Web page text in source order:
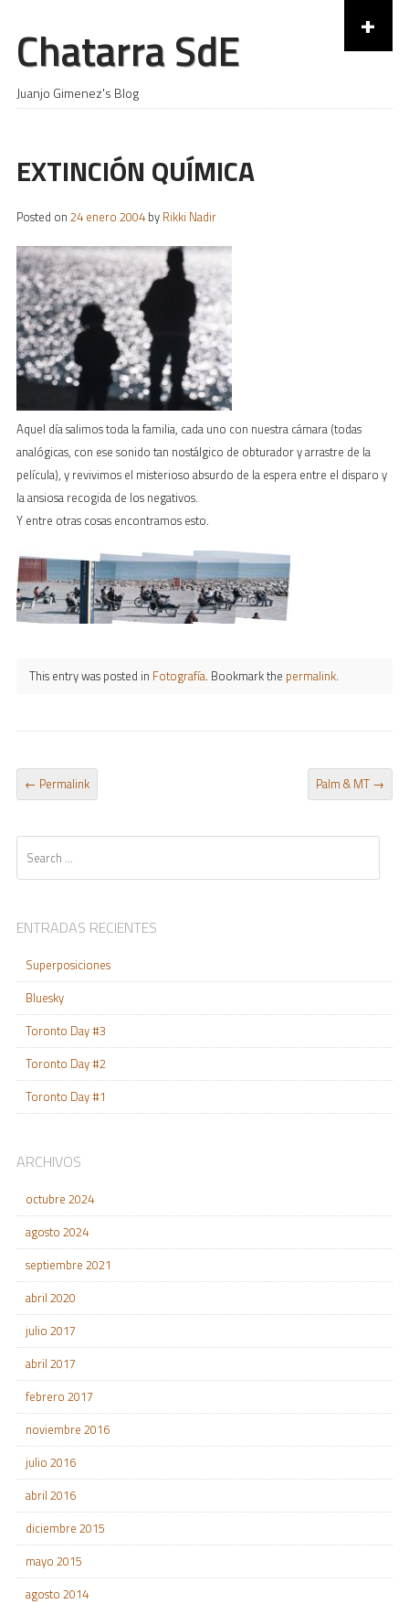
Chatarra SdE
Juanjo Gimenez's Blog
+
Skip to content
EXTINCIÓN QUÍMICA
Posted on 24 enero 2004by Rikki Nadir
Aquel día salimos toda la familia, cada uno con nuestra cámara (todas
analógicas, con ese sonido tan nostálgico de obturador y arrastre de la
película), y revivimos el misterioso absurdo de la espera entre el disparo y
la ansiosa recogida de los negativos.
Y entre otras cosas encontramos esto.
This entry was posted in Fotografía. Bookmark the permalink.
POST NAVIGATION
← Permalink Palm & MT →
ENTRADAS RECIENTES
Superposiciones
Bluesky
Toronto Day #3
Toronto Day #2
Toronto Day #1
ARCHIVOS
octubre 2024
agosto 2024
septiembre 2021
abril 2020
julio 2017
abril 2017
febrero 2017
noviembre 2016
julio 2016
abril 2016
diciembre 2015
mayo 2015
agosto 2014